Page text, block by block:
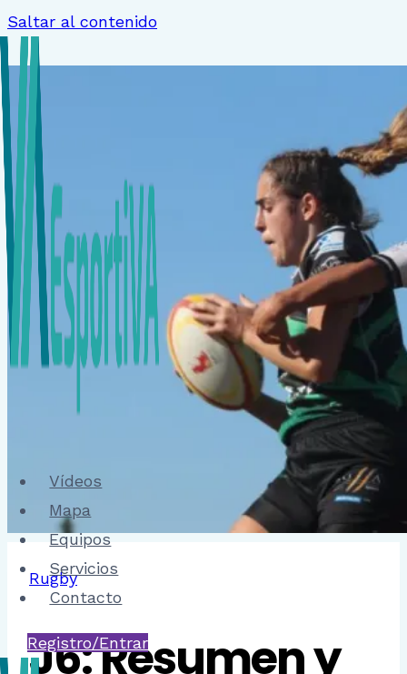
Saltar al contenido
Vídeos
Mapa
Equipos
Servicios
Contacto
Registro/Entrar
Rugby
J6: Resumen y